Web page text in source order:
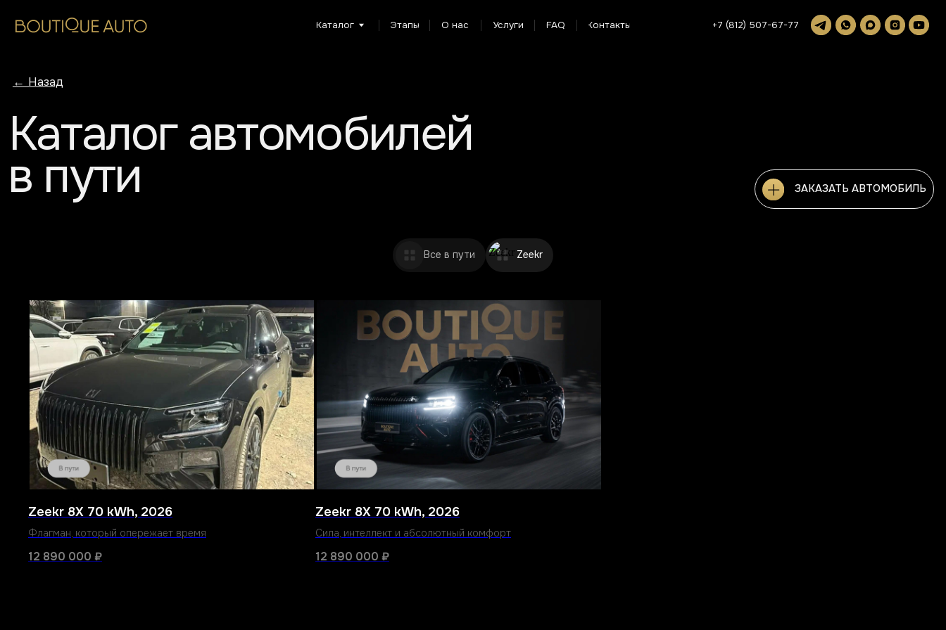
+7 (812) 507-67-77
Контакты
FAQ
Услуги
О нас
Этапы
Каталог
Каталог автомобилей
в пути ЗАКАЗАТЬ АВТОМОБИЛЬ
ЗАКАЗАТЬ АВТОМОБИЛЬ
Все в пути Zeekr
Zeekr 8X 70 kWh, 2026
Флагман, который опережает время
12 890 000 ₽
Zeekr 8X 70 kWh, 2026
Сила, интеллект и абсолютный комфорт
12 890 000 ₽